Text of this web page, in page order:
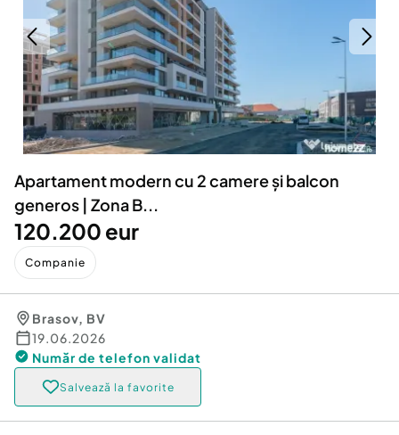
Servicii
Animale de companie
Afaceri și echipamente profesionale
Inchiriere Bunuri si Vehicule
Utilaje agricole si industriale
Piese auto si accesorii
Dacia Duster
Apartament modern cu 2 camere și balcon
generos | Zona B...
120.200 eur
Companie
Brasov, BV
19.06.2026
Număr de telefon validat
Salvează la favorite